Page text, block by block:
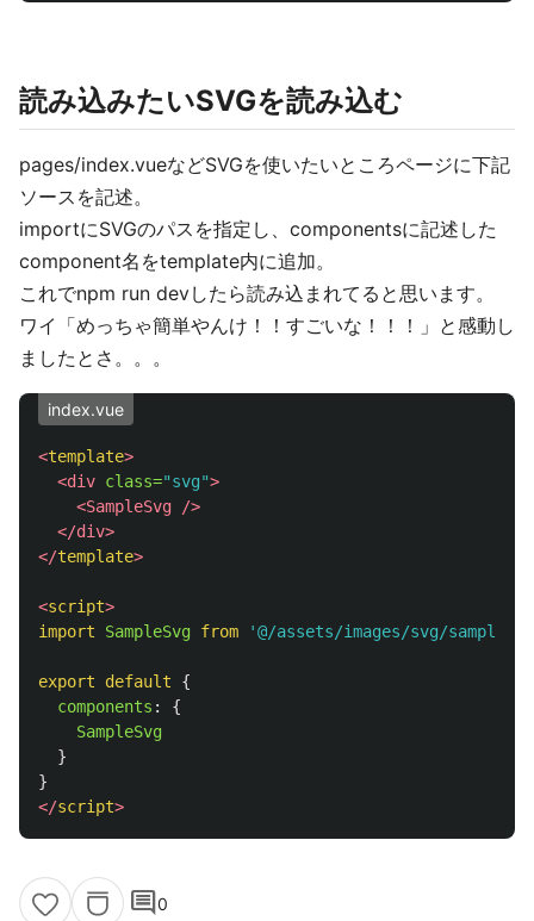
読み込みたいSVGを読み込む
pages/index.vueなどSVGを使いたいところページに下記
ソースを記述。
importにSVGのパスを指定し、componentsに記述した
component名をtemplate内に追加。
これでnpm run devしたら読み込まれてると思います。
ワイ「めっちゃ簡単やんけ！！すごいな！！！」と感動し
ましたとさ。。。
index.vue
<template>
<div class="svg">
<SampleSvg
/>
</div>
</template>
<script>
import
SampleSvg from '@/assets/images/svg/
export default
{
components :
{
SampleSvg
}
}
</script>
comment0